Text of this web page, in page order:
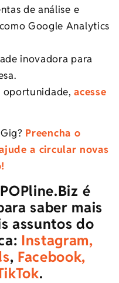
de análise e
Google Analytics
inovadora para
oportunidade,acesse
Preencha o
a circular novas
é
saber mais
assuntos do
Instagram,
, Facebook,
.